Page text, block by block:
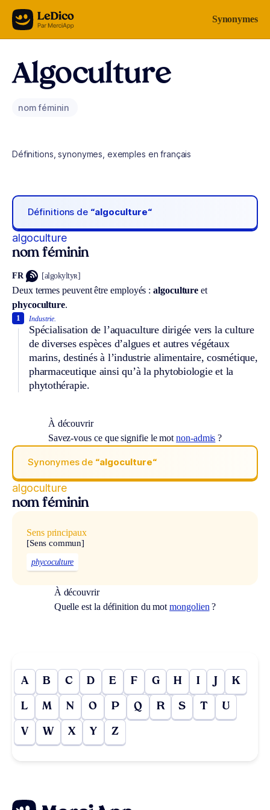
Aller au contenu Synonymes
Algoculture
nom féminin
Définitions, synonymes, exemples en français
Définitions de “algoculture“
algoculture
nom féminin
FR [algokyltyʀ]
Deux termes peuvent être employés :algoculture et
phycoculture.
Industrie.
Spécialisation de l’aquaculture dirigée vers la culture
de diverses espèces d’algues et autres végétaux
marins, destinés à l’industrie alimentaire, cosmétique,
pharmaceutique ainsi qu’à la phytobiologie et la
phytothérapie.
1
À découvrir
Savez-vous ce que signifie le motnon-admis ?
Synonymes de “algoculture“
algoculture
nom féminin
Sens principaux
[Sens commun]
phycoculture
À découvrir
Quelle est la définition du motmongolien ?
A B C D E F G H I J K
L M N O P Q R S T U
V W X Y Z